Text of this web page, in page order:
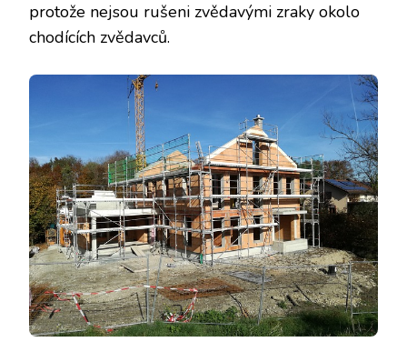
protože nejsou rušeni zvědavými zraky okolo
chodících zvědavců.